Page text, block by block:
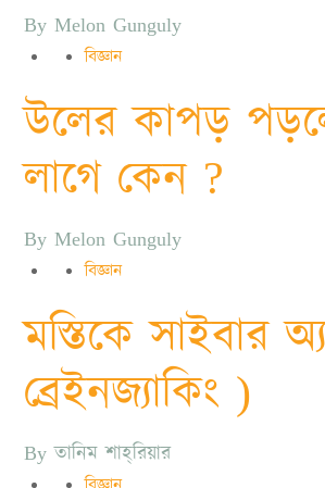
ByMelon Gunguly
বিজ্ঞান
উলের কাপড়
লাগে কেন ?
ByMelon Gunguly
বিজ্ঞান
মস্তিকে সাইবার
ব্রেইনজ্যাকিং )
Byতানিম শাহ্‌রিয়ার